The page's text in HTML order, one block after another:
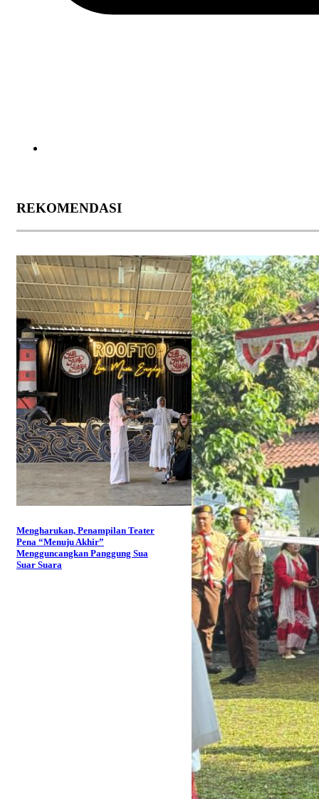
REKOMENDASI
Mengharukan, Penampilan Teater
Pena “Menuju Akhir”
Mengguncangkan Panggung Sua
Suar Suara